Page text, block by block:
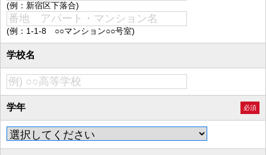
(例：新宿区下落合)
(例：1-1-8 ○○マンション○○号室)
学校名
学年 必須